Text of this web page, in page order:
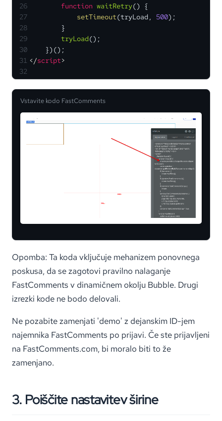
26
function waitRetry() {
27
setTimeout(tryLoad, 500);
28
        }
29
tryLoad();
30
    })();
31 </script>
32
Vstavite kodo FastComments
Opomba: Ta koda vključuje mehanizem ponovnega
poskusa, da se zagotovi pravilno nalaganje
FastComments v dinamičnem okolju Bubble. Drugi
izrezki kode ne bodo delovali.
Ne pozabite zamenjati 'demo' z dejanskim ID-jem
najemnika FastComments po prijavi. Če ste prijavljeni
na FastComments.com, bi moralo biti to že
zamenjano.
3. Poiščite nastavitev širine